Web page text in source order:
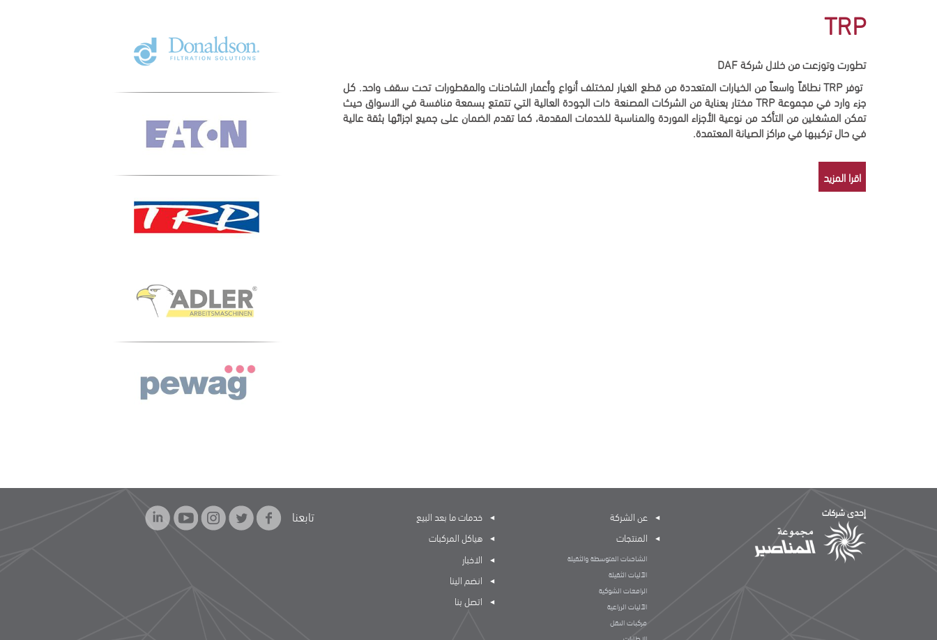
TRP
تطورت وتوزعت من خلال شركةDAF
توفرTRPنطاقاً واسعاً من الخيارات المتعددة من قطع الغيار لمختلف أنواع وأعمار الشاحنات والمقطورات تحت سقف واحد. كل
جزء وارد في مجموعةTRPمختار بعناية من الشركات المصنعة ذات الجودة العالية التي تتمتع بسمعة منافسة في الاسواق حيث
تمكن المشغلين من التأكد من نوعية الأجزاء الموردة والمناسبة للخدمات المقدمة، كما تقدم الضمان على جميع اجزائها بثقة عالية
في حال تركيبها في مراكز الصيانة المعتمدة.
اقرا المزيد
إحدى شركات
عن الشركة
المنتجات
الشاحنات المتوسطة والثقيلة
الآليات الثقيلة
الرافعات الشوكية
الآليات الزراعية
مركبات النقل
خدمات ما بعد البيع
هياكل المركبات
الاخبار
انضم الينا
اتصل بنا
تابعنا